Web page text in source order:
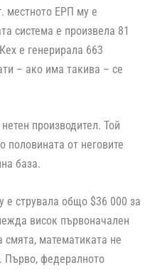
местното ЕРП му е
система е произвела 81
е генерирала 663
– ако има такива – се
производител. Той
половината от неговите
база.
е струвала общо $36 000 за
висок първоначален
смята, математиката не
Първо, федералното